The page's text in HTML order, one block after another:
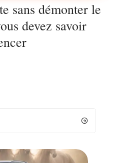
sans démonter le
devez savoir